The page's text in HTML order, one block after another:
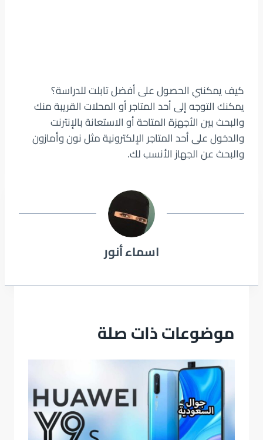
كيف يمكنني الحصول على أفضل تابلت للدراسة؟
يمكنك التوجه إلى أحد المتاجر أو المحلات القريبة منك
والبحث بين الأجهزة المتاحة أو الاستعانة بالإنترنت
والدخول على أحد المتاجر الإلكترونية مثل نون وأمازون
والبحث عن الجهاز الأنسب لك.
اسماء أنور
موضوعات ذات صلة